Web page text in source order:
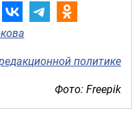
политике
Фото: Freepik